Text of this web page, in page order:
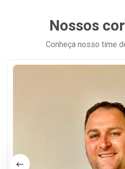
Nossos
Conheça nosso time